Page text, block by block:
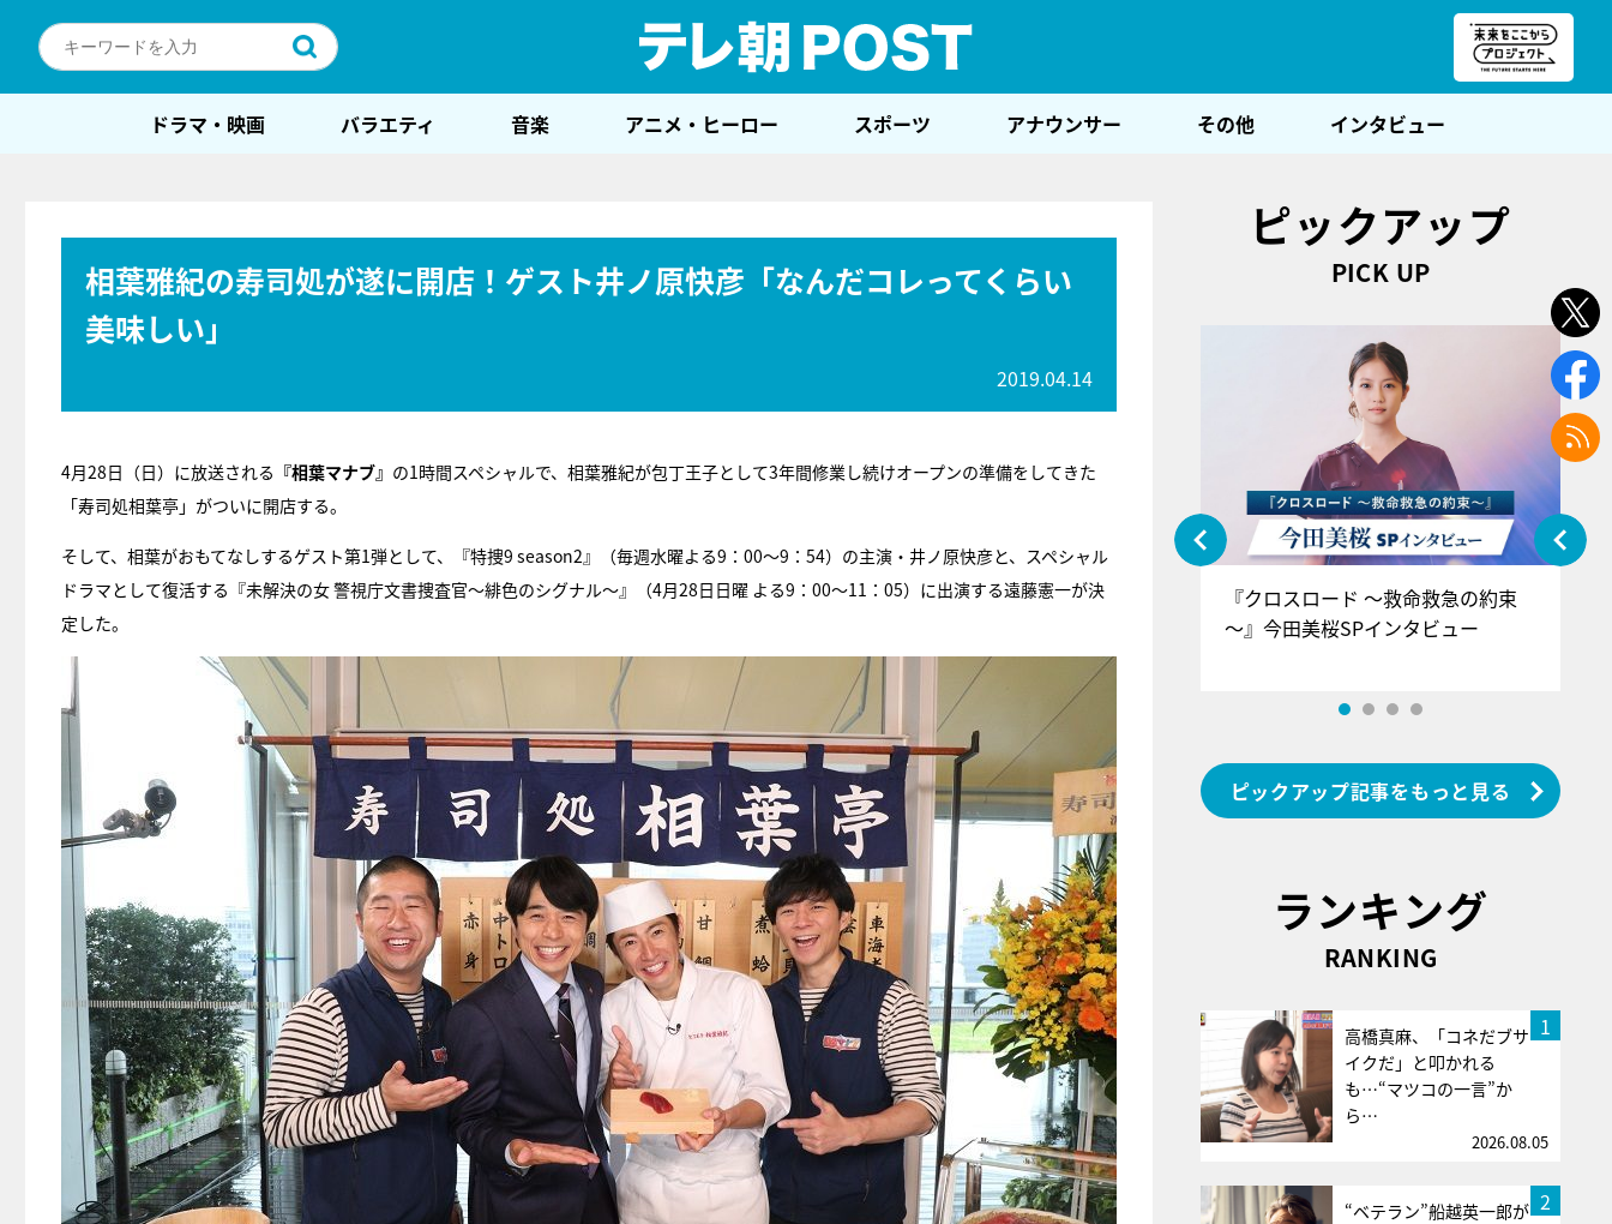
ドラマ・映画 バラエティ 音楽 アニメ・ヒーロー スポーツ アナウンサー その他 インタビュー
相葉雅紀の寿司処が遂に開店！ゲスト井ノ原快彦「なんだコレってくらい
美味しい」
2019.04.14
4月28日（日）に放送される 『相葉マナブ』 の1時間スペシャルで、相葉雅紀が包丁王子として3年間修業し続けオープンの準備をしてきた
「寿司処相葉亭」がついに開店する。
そして、相葉がおもてなしするゲスト第1弾として、『特捜9 season2』（毎週水曜よる9：00～9：54）の主演・井ノ原快彦と、スペシャル
ドラマとして復活する『未解決の女 警視庁文書捜査官～緋色のシグナル～』（4月28日日曜 よる9：00～11：05）に出演する遠藤憲一が決
定した。
ピックアップ
PICK UP
『アイ＝ラブ！げーみんぐ』＝LOV
ビュー
『クロスロード ～救命救急の約束
～』今田美桜SPインタビュー
ピックアップ記事をもっと見る
ランキング
RANKING
1
高橋真麻、「コネだブサ
イクだ」と叩かれる
も…“マツコの一言”か
ら…
2026.08.05
2
“ベテラン”船越英一郎が